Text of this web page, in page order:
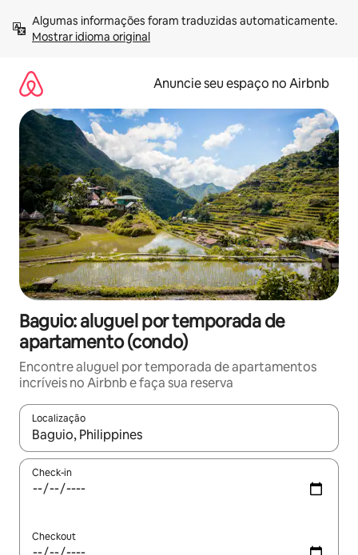
para
Mostrar idioma original
Anuncie seu espaço no Airbnb
Baguio: aluguel por temporada de
apartamento (condo)
Encontre aluguel por temporada de apartamentos
incríveis no Airbnb e faça sua reserva
Localização
Quando os resultados estiverem disponíveis, explore-os
Check-in
Checkout